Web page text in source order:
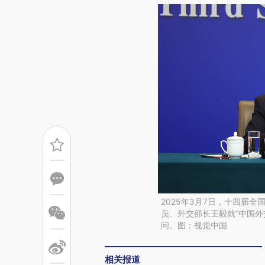
2025年3月7日，十四届全
员、外交部长王毅就“中国
问。图：视觉中国
相关报道